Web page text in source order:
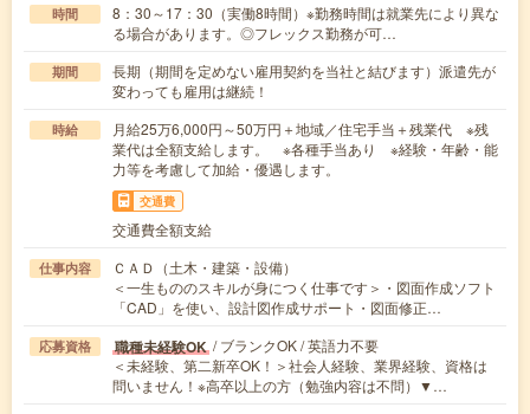
時間
8：30～17：30（実働8時間）※勤務時間は就業先により異な
る場合があります。◎フレックス勤務が可…
期間
長期（期間を定めない雇用契約を当社と結びます）派遣先が
変わっても雇用は継続！
時給
月給25万6,000円～50万円＋地域／住宅手当＋残業代 ※残
業代は全額支給します。 ※各種手当あり ※経験・年齢・能
力等を考慮して加給・優遇します。
交通費
交通費全額支給
仕事内容
ＣＡＤ（土木・建築・設備）
＜一生もののスキルが身につく仕事です＞・図面作成ソフト
「CAD」を使い、設計図作成サポート・図面修正…
応募資格 職種未経験OK / ブランクOK / 英語力不要
＜未経験、第二新卒OK！＞社会人経験、業界経験、資格は
問いません！※高卒以上の方（勉強内容は不問）▼…